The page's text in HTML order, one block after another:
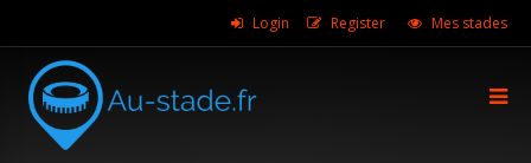
Login Register Mes stades